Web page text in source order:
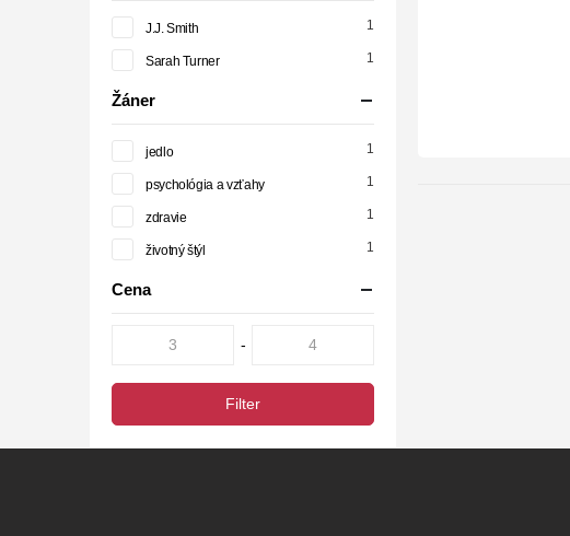
J.J. Smith 1
Sarah Turner 1
Žáner
jedlo 1
psychológia a vzťahy 1
zdravie 1
životný štýl 1
Cena
-
Filter